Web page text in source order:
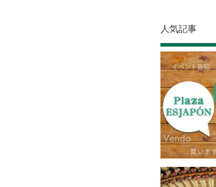
人気記事